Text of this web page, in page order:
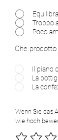
Troppo
Poco
Che
Il piano
La
La
Wenn Sie das
wie hoch